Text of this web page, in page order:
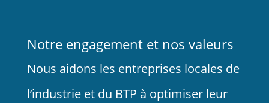
Notre engagement et nos valeurs
Nous aidons les entreprises locales de
l’industrie et du BTP à optimiser leur